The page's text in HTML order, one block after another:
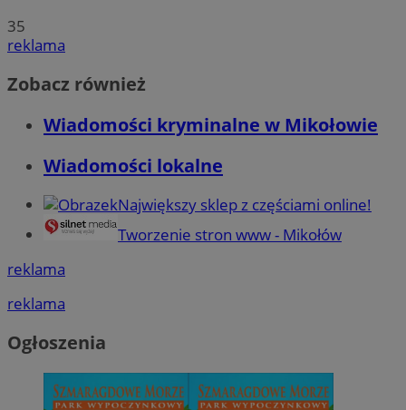
35
reklama
Zobacz również
Wiadomości kryminalne w Mikołowie
Wiadomości lokalne
Największy sklep z częściami online!
Tworzenie stron www - Mikołów
reklama
reklama
Ogłoszenia